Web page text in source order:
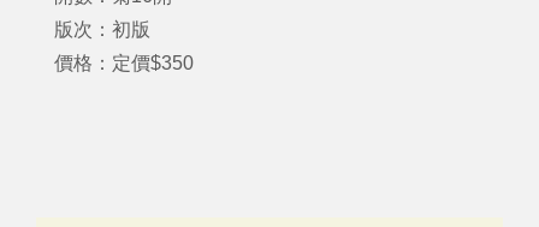
版次：初版
價格：定價$350